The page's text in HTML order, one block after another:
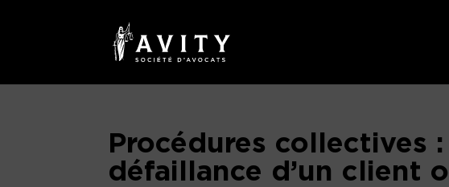
Procédures collectives
défaillance d’un client